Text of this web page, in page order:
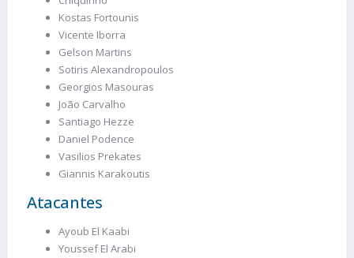
Kostas Fortounis
Vicente Iborra
Gelson Martins
Sotiris Alexandropoulos
Georgios Masouras
João Carvalho
Santiago Hezze
Daniel Podence
Vasilios Prekates
Giannis Karakoutis
Atacantes
Ayoub El Kaabi
Youssef El Arabi